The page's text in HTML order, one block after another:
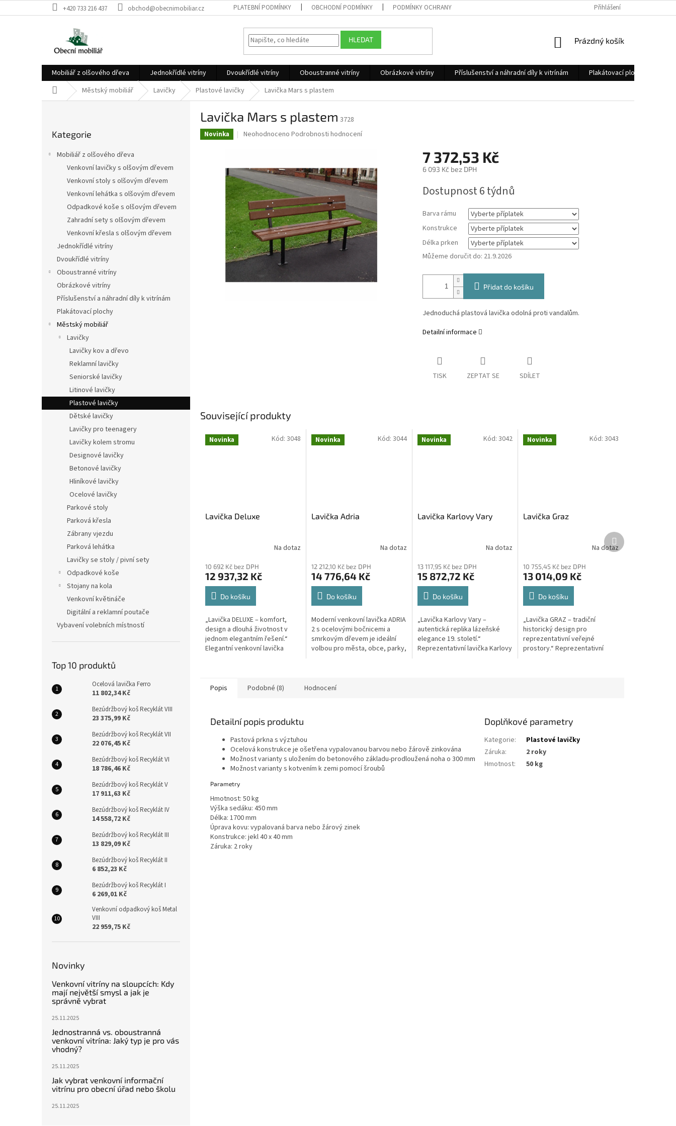
na
+420 733 216 437 obchod@obecnimobiliar.cz PLATEBNÍ PODMÍNKY OBCHODNÍ PODMÍNKY PODMÍNKY OCHRANY OSOBNÍCH ÚDAJŮ Přihlášení
HLEDAT
NÁKUPNÍ
Prázdný košík
Mobiliář z olšového dřeva Jednokřídlé vitríny Dvoukřídlé vitríny Oboustranné vitríny Obrázkové vitríny Příslušenství a náhradní díly k vitrínám Plakátovací plochy
Domů Městský mobiliář Lavičky Plastové lavičky Lavička Mars s plastem
kategorie
Kategorie
Mobiliář z olšového dřeva
Venkovní lavičky s olšovým dřevem
Venkovní stoly s olšovým dřevem
Venkovní lehátka s olšovým dřevem
Odpadkové koše s olšovým dřevem
Zahradní sety s olšovým dřevem
Venkovní křesla s olšovým dřevem
Jednokřídlé vitríny
Dvoukřídlé vitríny
Oboustranné vitríny
Obrázkové vitríny
Příslušenství a náhradní díly k vitrínám
Plakátovací plochy
Městský mobiliář
Lavičky
Lavičky kov a dřevo
Reklamní lavičky
Seniorské lavičky
Litinové lavičky
Plastové lavičky
Dětské lavičky
Lavičky pro teenagery
Lavičky kolem stromu
Designové lavičky
Betonové lavičky
Hliníkové lavičky
Ocelové lavičky
Parkové stoly
Parková křesla
Zábrany vjezdu
Parková lehátka
Lavičky se stoly / pivní sety
Odpadkové koše
Stojany na kola
Venkovní květináče
Digitální a reklamní poutače
Vybavení volebních místností
Top 10 produktů
Ocelová lavička Ferro
11 802,34 Kč
Bezúdržbový koš Recyklát VIII
23 375,99 Kč
Bezúdržbový koš Recyklát VII
22 076,45 Kč
Bezúdržbový koš Recyklát VI
18 786,46 Kč
Bezúdržbový koš Recyklát V
17 911,63 Kč
Bezúdržbový koš Recyklát IV
14 558,72 Kč
Bezúdržbový koš Recyklát III
13 829,09 Kč
Bezúdržbový koš Recyklát II
6 852,23 Kč
Bezúdržbový koš Recyklát I
6 269,01 Kč
Venkovní odpadkový koš Metal
VIII
22 959,75 Kč
Novinky
Venkovní vitríny na sloupcích: Kdy
mají největší smysl a jak je
správně vybrat
25.11.2025
Jednostranná vs. oboustranná
venkovní vitrína: Jaký typ je pro vás
vhodný?
25.11.2025
Jak vybrat venkovní informační
vitrínu pro obecní úřad nebo školu
25.11.2025
Lavička Mars s plastem 3728
Novinka
Průměrné
0,0
z
5
hvězdiček.
Neohodnoceno Podrobnosti hodnocení
7 372,53 Kč
6 093 Kčbez DPH
cena:
Dostupnost 6 týdnů
Barva rámu
Konstrukce
Délka prken
Můžeme doručit do: 21.9.2026
Přidat do košíku
Jednoduchá plastová lavička odolná proti vandalům.
Detailní informace
TISK ZEPTAT SE SDÍLET
Související produkty
Novinka
Lavička Deluxe
Na dotaz
10 692 Kč bez DPH
12 937,32 Kč
Do košíku
„Lavička DELUXE – komfort,
design a dlouhá životnost v
jednom elegantním řešení.“
Elegantní venkovní lavička
Kód: 3048 Novinka
Lavička Adria
Na dotaz
12 212,10 Kč bez DPH
14 776,64 Kč
Do košíku
Moderní venkovní lavička ADRIA
2 s ocelovými bočnicemi a
smrkovým dřevem je ideální
volbou pro města, obce, parky,
Kód: 3044 Novinka
Lavička Karlovy Vary
Na dotaz
13 117,95 Kč bez DPH
15 872,72 Kč
Do košíku
„Lavička Karlovy Vary –
autentická replika lázeňské
elegance 19. století.“
Reprezentativní lavička Karlovy
Kód:3042 Novinka
Lavička Graz
Na dotaz
10 755,45 Kč bez DPH
13 014,09 Kč
Do košíku
„Lavička GRAZ – tradiční
historický design pro
reprezentativní veřejné
prostory.“ Reprezentativní
Kód: 3043
Další
produkt
Popis Podobné (8) Hodnocení
Detailní popis produktu
Pastová prkna s výztuhou
Ocelová konstrukce je ošetřena vypalovanou barvou nebo žárově zinkována
Možnost varianty s uložením do betonového základu-prodloužená noha o 300 mm
Možnost varianty s kotvením k zemi pomocí šroubů
Parametry
Hmotnost: 50 kg
Výška sedáku: 450 mm
Délka: 1700 mm
Úprava kovu: vypalovaná barva nebo žárový zinek
Konstrukce: jekl 40 x 40 mm
Záruka: 2 roky
Doplňkové parametry
Kategorie:
Plastové lavičky
Záruka:
2 roky
Hmotnost: 50 kg